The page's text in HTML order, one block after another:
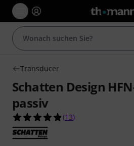
Transducer
Schatten Design
passiv
4.8 von 5 Sternen
(13)